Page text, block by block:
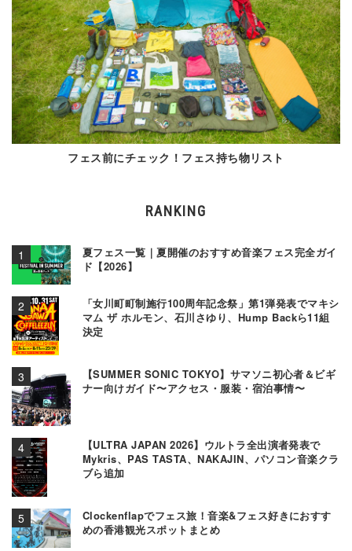
フェス前にチェック！フェス持ち物リスト
RANKING
夏フェス一覧｜夏開催のおすすめ音楽フェス完全ガイ
ド【2026】
「女川町町制施行100周年記念祭」第1弾発表でマキシ
マム ザ ホルモン、石川さゆり、Hump Backら11組
決定
【SUMMER SONIC TOKYO】サマソニ初心者＆ビギ
ナー向けガイド〜アクセス・服装・宿泊事情〜
【ULTRA JAPAN 2026】ウルトラ全出演者発表で
Mykris、PAS TASTA、NAKAJIN、パソコン音楽クラ
ブら追加
Clockenflapでフェス旅！音楽&フェス好きにおすす
めの香港観光スポットまとめ